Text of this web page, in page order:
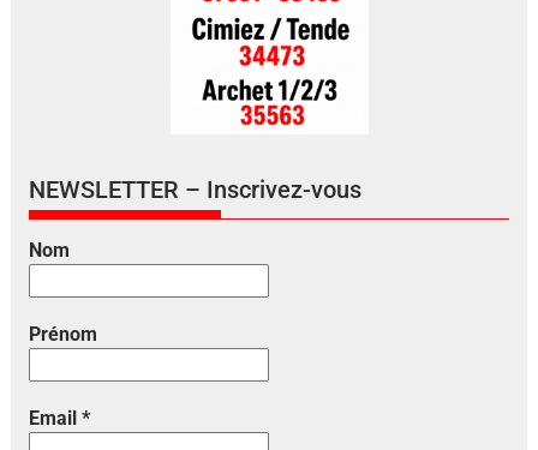
NEWSLETTER – Inscrivez-vous
Nom
Prénom
Email*